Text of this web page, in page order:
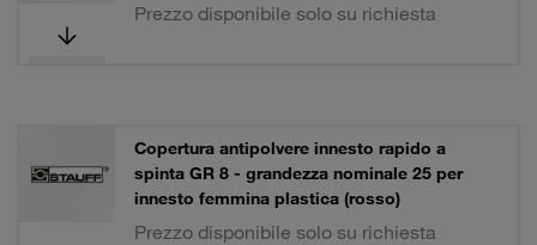
Prezzo disponibile solo su richiesta
Copertura antipolvere innesto rapido a
spinta GR 8 - grandezza nominale 25 per
innesto femmina plastica (rosso)
Prezzo disponibile solo su richiesta